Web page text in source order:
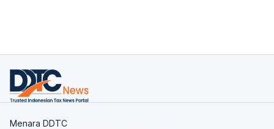
Menara DDTC